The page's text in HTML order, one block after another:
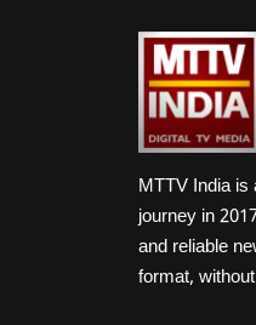
MTTV India is
journey in
and reliable
format,